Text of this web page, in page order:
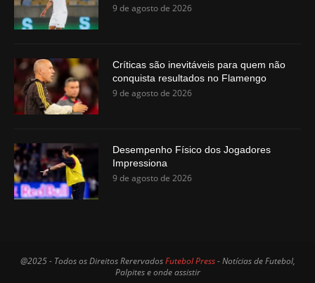
9 de agosto de 2026
Críticas são inevitáveis para quem não
conquista resultados no Flamengo
9 de agosto de 2026
Desempenho Físico dos Jogadores
Impressiona
9 de agosto de 2026
@2025 - Todos os Direitos RerervadosFutebol Press- Notícias de Futebol,
Palpites e onde assistir